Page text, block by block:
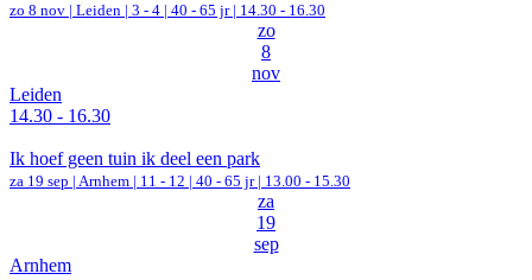
zo 8 nov | Leiden | 3 - 4 | 40 - 65 jr | 14.30 - 16.30
zo
8
nov
Leiden
14.30 - 16.30
Ik hoef geen tuin ik deel een park
za 19 sep | Arnhem | 11 - 12 | 40 - 65 jr | 13.00 - 15.30
za
19
sep
Arnhem